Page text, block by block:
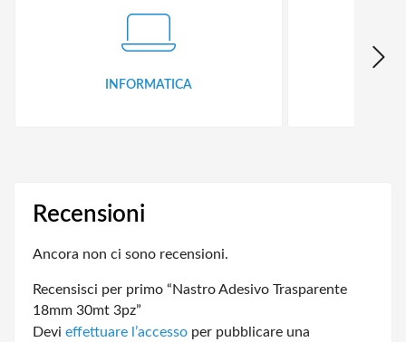
INFORMATICA
Recensioni
Ancora non ci sono recensioni.
Recensisci per primo “Nastro Adesivo Trasparente
18mm 30mt 3pz”
Devi effettuare l’accesso per pubblicare una